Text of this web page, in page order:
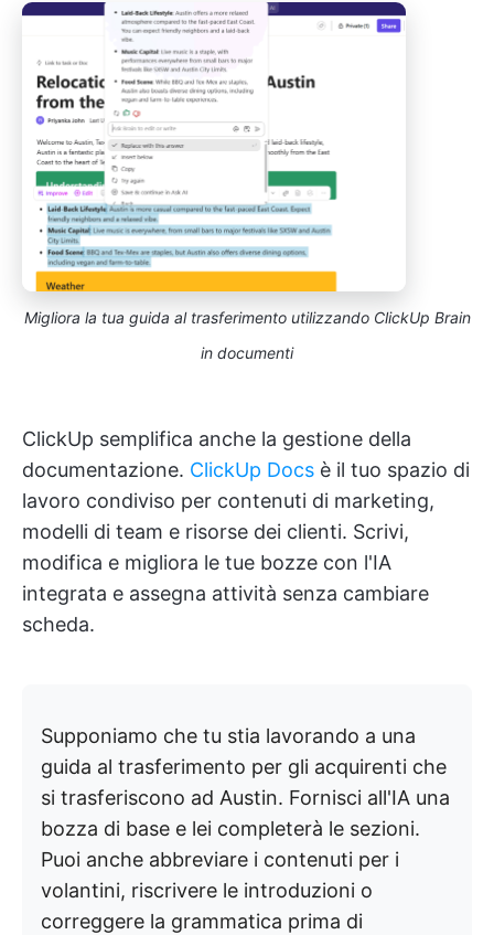
Migliora la tua guida al trasferimento utilizzando ClickUp Brain
in documenti
ClickUp semplifica anche la gestione della
documentazione. ClickUp Docs è il tuo spazio di
lavoro condiviso per contenuti di marketing,
modelli di team e risorse dei clienti. Scrivi,
modifica e migliora le tue bozze con l'IA
integrata e assegna attività senza cambiare
scheda.
Supponiamo che tu stia lavorando a una
guida al trasferimento per gli acquirenti che
si trasferiscono ad Austin. Fornisci all'IA una
bozza di base e lei completerà le sezioni.
Puoi anche abbreviare i contenuti per i
volantini, riscrivere le introduzioni o
correggere la grammatica prima di